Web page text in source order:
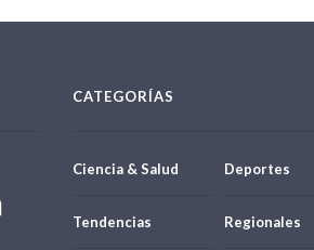
CATEGORÍAS
Ciencia & Salud Deportes
Tendencias Regionales